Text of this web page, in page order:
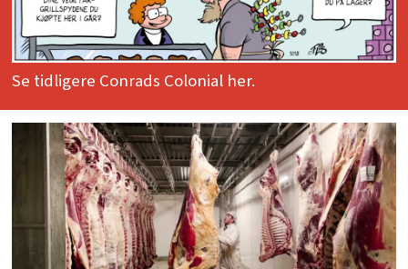
Se tidligere Conrads Colonial her.